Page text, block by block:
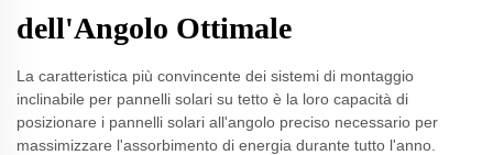
dell'Angolo Ottimale
La caratteristica più convincente dei sistemi di montaggio
inclinabile per pannelli solari su tetto è la loro capacità di
posizionare i pannelli solari all'angolo preciso necessario per
massimizzare l'assorbimento di energia durante tutto l'anno.